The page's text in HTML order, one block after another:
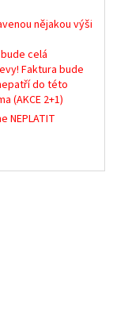
nějakou výši
celá
Faktura bude
do této
(AKCE 2+1)
NEPLATIT